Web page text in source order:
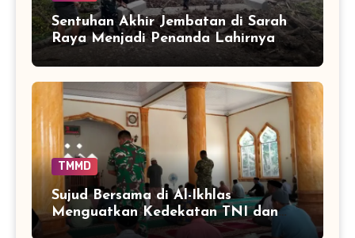
Sentuhan Akhir Jembatan di Sarah
Raya Menjadi Penanda Lahirnya
Akses Baru bagi Warga
TMMD
Sujud Bersama di Al-Ikhlas
Menguatkan Kedekatan TNI dan
Warga Sarah Raya